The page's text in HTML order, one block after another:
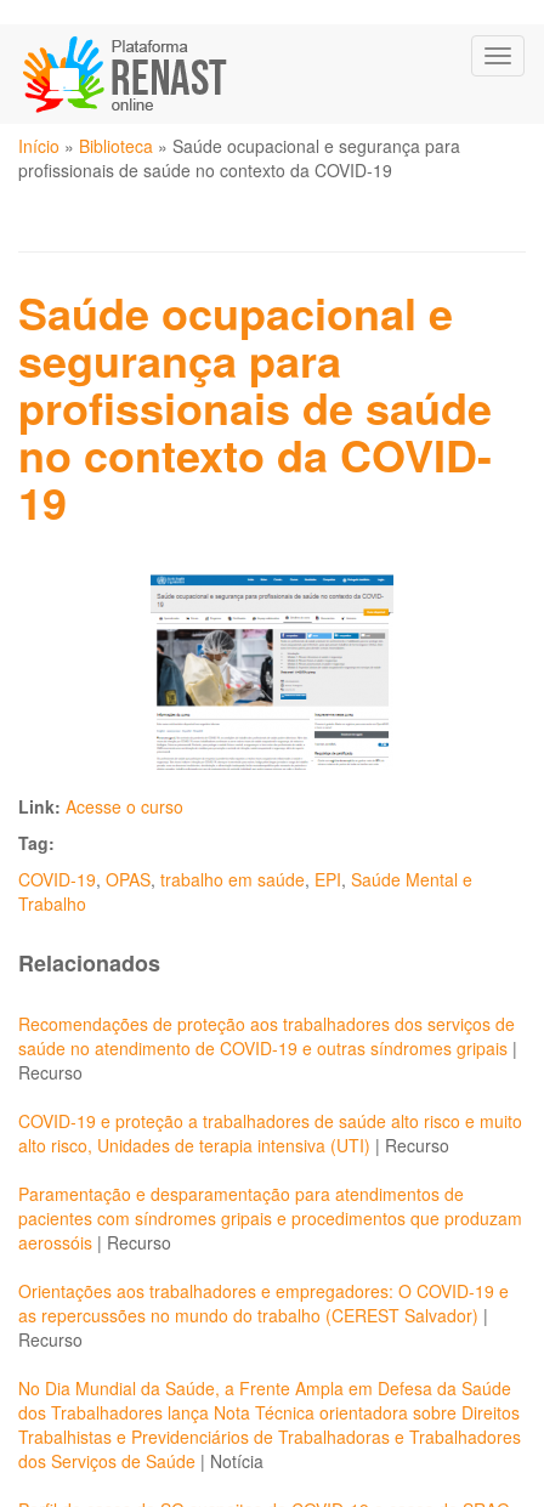
para
conteúdo
principal
Você
está
Início » Biblioteca » Saúde ocupacional e segurança para
profissionais de saúde no contexto da COVID-19
Saúde ocupacional e
segurança para
profissionais de saúde
no contexto da COVID-
19
Link: Acesse o curso
Tag:
COVID-19, OPAS, trabalho em saúde, EPI, Saúde Mental e
Trabalho
Relacionados
Recomendações de proteção aos trabalhadores dos serviços de
saúde no atendimento de COVID-19 e outras síndromes gripais |
Recurso
COVID-19 e proteção a trabalhadores de saúde alto risco e muito
alto risco, Unidades de terapia intensiva (UTI) | Recurso
Paramentação e desparamentação para atendimentos de
pacientes com síndromes gripais e procedimentos que produzam
aerossóis | Recurso
Orientações aos trabalhadores e empregadores: O COVID-19 e
as repercussões no mundo do trabalho (CEREST Salvador) |
Recurso
No Dia Mundial da Saúde, a Frente Ampla em Defesa da Saúde
dos Trabalhadores lança Nota Técnica orientadora sobre Direitos
Trabalhistas e Previdenciários de Trabalhadoras e Trabalhadores
dos Serviços de Saúde | Notícia